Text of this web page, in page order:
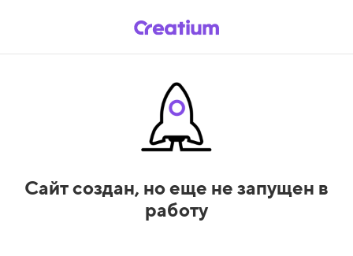
Сайт создан, но еще не запущен в
работу